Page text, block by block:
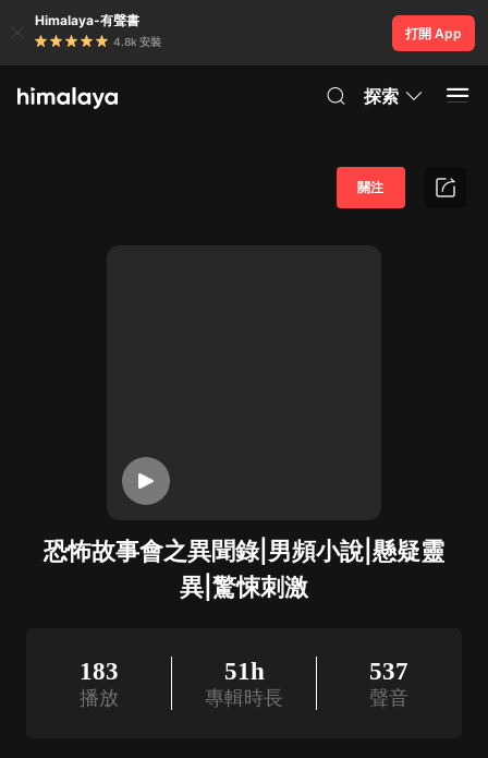
Himalaya-有聲書
4.8k 安裝
打開 App
探索
恐怖故事會之異聞錄|男頻小說|懸疑靈
異|驚悚刺激
關注
183
播放
51h
專輯時長
537
聲音